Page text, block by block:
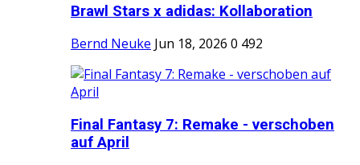
Brawl Stars x adidas: Kollaboration
Bernd Neuke Jun 18, 2026 0 492
Final Fantasy 7: Remake - verschoben
auf April